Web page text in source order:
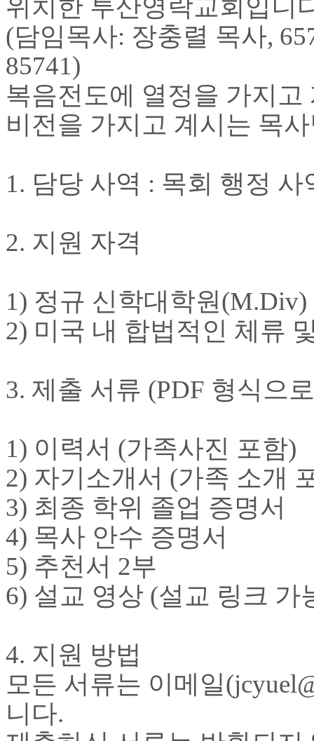
체
출
장
안
마
러
브
국
우
즐
아
탑-
리
지
구
입
부
전
약
임
심
중
절
코
리
아
e
뉴
스
신
제
휴
사
이
트
무
료
위치한 투산영락교회입니
(담임목사: 장충렬 목사,
85741)
복음전도에 열정을 가지
비전을 가지고 계시는 목
1. 담당 사역 : 목회 행정 사
2. 지원 자격
1) 정규 신학대학원 (M.Div)
2) 미국 내 합법적인 체류
3. 제출 서류 (PDF 형식으
1) 이력서 (가족사진 포함)
2) 자기소개서 (가족 소개
3) 최종 학위 졸업 증명서
4) 목사 안수 증명서
5) 추천서 2부
6) 설교 영상 (설교 링크 가
4. 지원 방법
모든 서류는 이메일
니다.